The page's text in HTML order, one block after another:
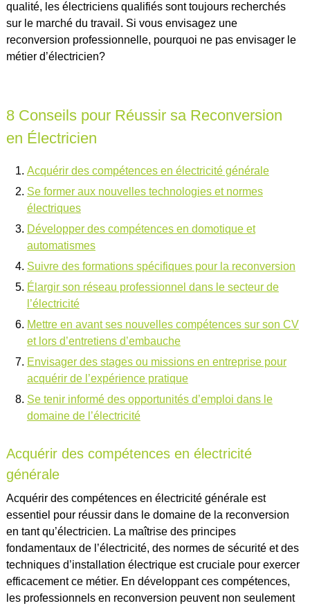
qualité, les électriciens qualifiés sont toujours recherchés
sur le marché du travail. Si vous envisagez une
reconversion professionnelle, pourquoi ne pas envisager le
métier d’électricien?
8 Conseils pour Réussir sa Reconversion
en Électricien
Acquérir des compétences en électricité générale
Se former aux nouvelles technologies et normes
électriques
Développer des compétences en domotique et
automatismes
Suivre des formations spécifiques pour la reconversion
Élargir son réseau professionnel dans le secteur de
l’électricité
Mettre en avant ses nouvelles compétences sur son CV
et lors d’entretiens d’embauche
Envisager des stages ou missions en entreprise pour
acquérir de l’expérience pratique
Se tenir informé des opportunités d’emploi dans le
domaine de l’électricité
Acquérir des compétences en électricité
générale
Acquérir des compétences en électricité générale est
essentiel pour réussir dans le domaine de la reconversion
en tant qu’électricien. La maîtrise des principes
fondamentaux de l’électricité, des normes de sécurité et des
techniques d’installation électrique est cruciale pour exercer
efficacement ce métier. En développant ces compétences,
les professionnels en reconversion peuvent non seulement